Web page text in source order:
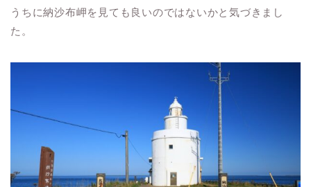
うちに納沙布岬を見ても良いのではないかと気づきまし
た。